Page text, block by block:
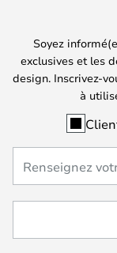
Soyez
exclusives et les
design. Inscrivez-
à